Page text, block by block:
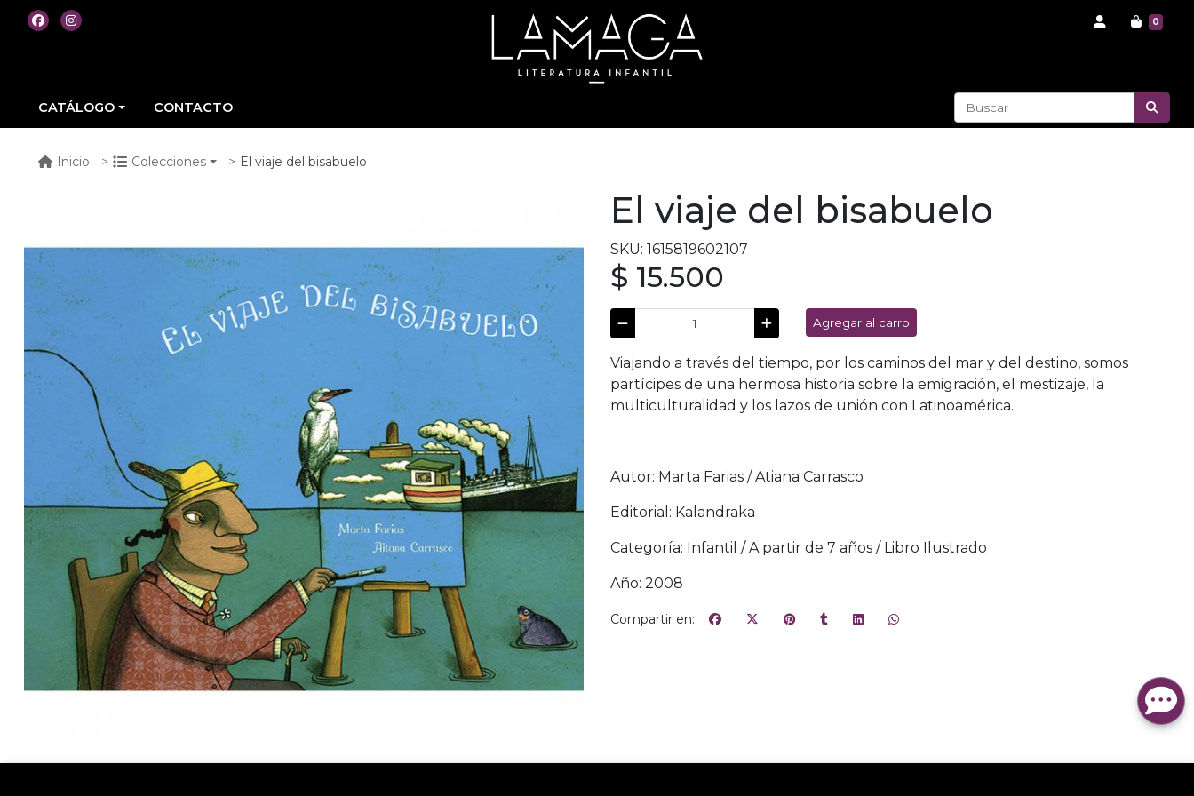
0
CATÁLOGO CONTACTO
Inicio Colecciones El viaje del bisabuelo
El viaje del bisabuelo
SKU: 1615819602107
$ 15.500
Agregar al carro
Viajando a través del tiempo, por los caminos del mar y del destino, somos
partícipes de una hermosa historia sobre la emigración, el mestizaje, la
multiculturalidad y los lazos de unión con Latinoamérica.
Autor: Marta Farias / Atiana Carrasco
Editorial: Kalandraka
Categoría: Infantil / A partir de 7 años / Libro Ilustrado
Año: 2008
Compartir en: